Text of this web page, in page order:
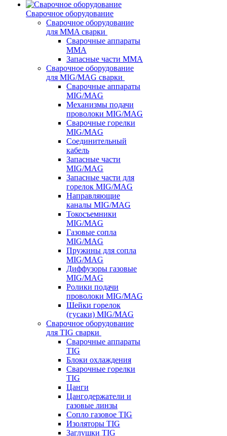
Сварочное оборудование
Сварочное оборудование
для MMA сварки
Сварочные аппараты
MMA
Запасные части MMA
Сварочное оборудование
для MIG/MAG сварки
Сварочные аппараты
MIG/MAG
Механизмы подачи
проволоки MIG/MAG
Сварочные горелки
MIG/MAG
Соединительный
кабель
Запасные части
MIG/MAG
Запасные части для
горелок MIG/MAG
Направляющие
каналы MIG/MAG
Токосъемники
MIG/MAG
Газовые сопла
MIG/MAG
Пружины для сопла
MIG/MAG
Диффузоры газовые
MIG/MAG
Ролики подачи
проволоки MIG/MAG
Шейки горелок
(гусаки) MIG/MAG
Сварочное оборудование
для TIG сварки
Сварочные аппараты
TIG
Блоки охлаждения
Сварочные горелки
TIG
Цанги
Цангодержатели и
газовые линзы
Сопло газовое TIG
Изоляторы TIG
Заглушки TIG